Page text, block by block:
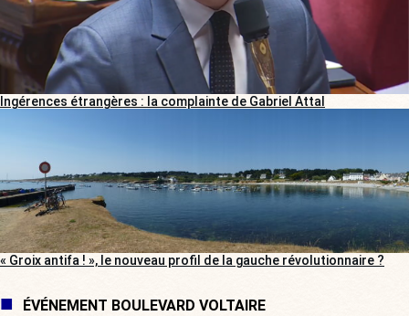
Ingérences étrangères : la complainte de Gabriel Attal
« Groix antifa ! », le nouveau profil de la gauche révolutionnaire ?
ÉVÉNEMENT BOULEVARD VOLTAIRE